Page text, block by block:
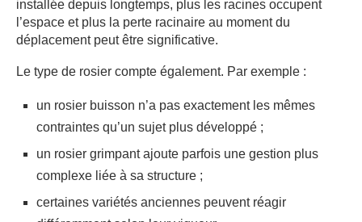
installée depuis longtemps, plus les racines occupent
l’espace et plus la perte racinaire au moment du
déplacement peut être significative.
Le type de rosier compte également. Par exemple :
un rosier buisson n’a pas exactement les mêmes
contraintes qu’un sujet plus développé ;
un rosier grimpant ajoute parfois une gestion plus
complexe liée à sa structure ;
certaines variétés anciennes peuvent réagir